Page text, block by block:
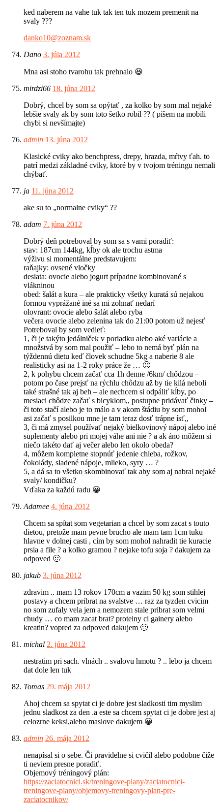
ked naberem na vahe tuk tak ten tuk mozem premenit na
svaly ???
danko10@zoznam.sk
Dano 3. júla 2012
Mna asi stoho tvarohu tak prehnalo 😆
mirdzi66 18. júna 2012
Dobrý, chcel by som sa opýtať , za kolko by som mal nejaké
lebšie svaly ak by som toto šetko robil ?? ( píšem na mobili
chybi si nevšímajte)
admin 13. júna 2012
Klasické cviky ako benchpress, drepy, hrazda, mŕtvy ťah. to
patrí medzi základné cviky, ktoré by v tvojom tréningu nemali
chýbať.
ja 11. júna 2012
ake su to „normalne cviky“ ??
adam 7. júna 2012
Dobrý deň potreboval by som sa s vami poradiť:
stav: 187cm 144kg, kĺby ok ale trochu astma
výživu si momentálne predstavujem:
raňajky: ovsené vločky
desiata: ovocie alebo jogurt prípadne kombinované s
vlákninou
obed: šalát a kura – ale prakticky všetky kuratá sú nejakou
formou vyprážané iné sa mi zohnať nedarí
olovrant: ovocie alebo šalát alebo ryba
večera ovocie alebo zelenina tak do 21:00 potom už nejesť
Potreboval by som vedieť:
1, či je takýto jedálniček v poriadku alebo aké variácie a
množstvá by som mal použiť – lebo to nemá byť plán na
týždennú dietu keď človek schudne 5kg a naberie 8 ale
realisticky asi na 1-2 roky práce že … 🙁
2, k pohybu chcem začať cca 1h denne /6km/ chôdzou –
potom po čase prejsť na rýchlu chôdzu až by tie kilá neboli
také strašné tak aj beh – ale nechcem si odpáliť kĺby, po
mesiaci chôdze začať s bicyklom,, postupne pridávať činky –
či toto stačí alebo je to málo a v akom štádiu by som mohol
asi začať s posilkou mne je tam teraz dosť trápne ísť,,
3, či má zmysel používať nejaký bielkovinový nápoj alebo iné
suplementy alebo pri mojej váhe ani nie ? a ak áno môžem si
niečo takéto dať aj večer alebo len okolo obeda?
4, môžem kompletne stopnúť jedenie chleba, rožkov,
čokolády, sladené nápoje, mlieko, syry … ?
5, a dá sa to všetko skombinovať tak aby som aj nabral nejaké
svaly/ kondičku?
Vďaka za každú radu 😀
Adamee 4. júna 2012
Chcem sa spítat som vegetarian a chcel by som zacat s touto
dietou, pretože mam pevne brucho ale mam tam 1cm tuku
hlavne v dolnej casti , cím by som mohol nahradit tie kuracie
prsia a file ? a kolko gramou ? nejake tofu soja ? dakujem za
odpoved 🙂
jakub 3. júna 2012
zdravim .. mam 13 rokov 170cm a vazim 50 kg som stihlej
postavy a chcem pribrat na svalstve … raz za tyzden cvicim
no som zufaly vela jem a nemozem stale pribrat som velmi
chudy … co mam zacat brat? proteiny ci gainery alebo
kreatin? vopred za odpoved dakujem 🙂
michal 2. júna 2012
nestratim pri sach. vlnách .. svalovu hmotu ? .. lebo ja chcem
dat dole len tuk
Tomas 29. mája 2012
Ahoj chcem sa spytat ci je dobre jest sladkosti tim myslim
jednu sladkost za den .a este sa chcem spytat ci je dobre jest aj
celozrne keksi,alebo maslove dakujem 😀
admin 26. mája 2012
nenapísal si o sebe. Či pravidelne si cvičil alebo podobne čiže
ti neviem presne poradiť.
Objemový tréningový plán:
https://zaciatocnici.sk/treningove-plany/zaciatocnici-
treningove-plany/objemovy-treningovy-plan-pre-
zaciatocnikov/